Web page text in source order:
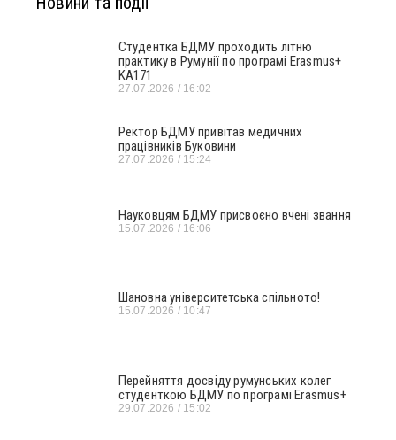
Студентка БДМУ проходить літню
практику в Румунії по програмі Erasmus+
KA171
27.07.2026 16:02
Ректор БДМУ привітав медичних
працівників Буковини
27.07.2026 15:24
Науковцям БДМУ присвоєно вчені звання
15.07.2026 16:06
Шановна університетська спільното!
15.07.2026 10:47
Перейняття досвіду румунських колег
студенткою БДМУ по програмі Erasmus+
29.07.2026 15:02